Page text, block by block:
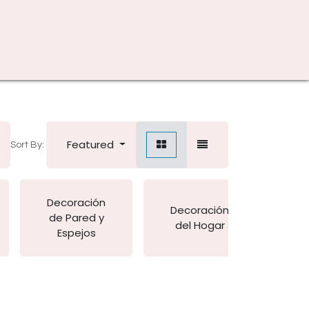
Sort By: Featured
Decoración
de Pared y
Espejos
Decoración
del Hogar